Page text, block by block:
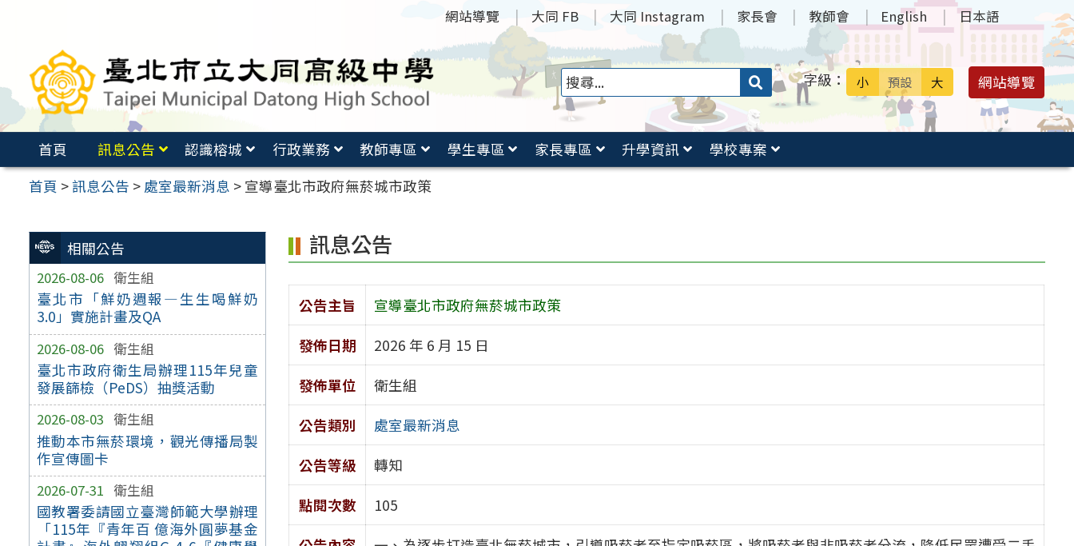
要
容
網站導覽 大同 FB 大同 Instagram 家長會 教師會 English 日本語
搜
送出 字級： 小 預設 大 網站導覽
首頁 訊息公告 認識榕城 行政業務 教師專區 學生專區 家長專區 升學資訊
學校專案
首頁 >訊息公告 > 處室最新消息 > 宣導臺北市政府無菸城市政策
相關公告
2026-08-06 衛生組
臺北市「鮮奶週報—生生喝鮮奶
3.0」實施計畫及QA
2026-08-06 衛生組
臺北市政府衛生局辦理115年兒童
發展篩檢（PeDS）抽獎活動
2026-08-03 衛生組
推動本市無菸環境，觀光傳播局製
作宣傳圖卡
2026-07-31 衛生組
國教署委請國立臺灣師範大學辦理
「115年『青年百 億海外圓夢基金
訊息公告
公告主旨
宣導臺北市政府無菸城市政策
發佈日期
2026 年 6 月 15 日
發佈單位
衛生組
公告類別
處室最新消息
公告等級
轉知
點閱次數
105